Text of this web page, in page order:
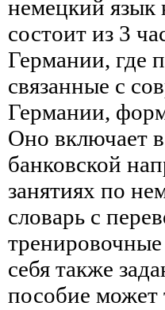
немецкий язык
состоит из 3
Германии, где
связанные с
Германии,
Оно включает
банковской
занятиях по
словарь с
себя также
пособие может